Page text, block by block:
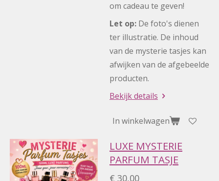
om cadeau te geven!
Let op: De foto's dienen
ter illustratie. De inhoud
van de mysterie tasjes kan
afwijken van de afgebeelde
producten.
Bekijk details
In winkelwagen
LUXE MYSTERIE
PARFUM TASJE
€ 30,00